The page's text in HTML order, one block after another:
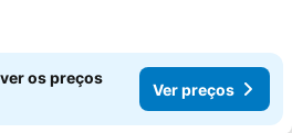
os preços
Ver preços